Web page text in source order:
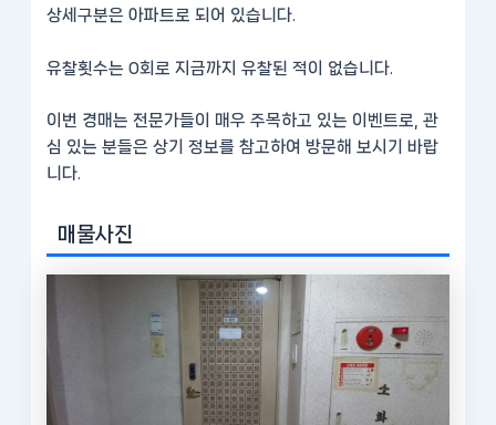
상세구분은 아파트로 되어 있습니다.
유찰횟수는 0회로 지금까지 유찰된 적이 없습니다.
이번 경매는 전문가들이 매우 주목하고 있는 이벤트로, 관
심 있는 분들은 상기 정보를 참고하여 방문해 보시기 바랍
니다.
매물사진